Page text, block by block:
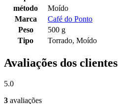
método
Moído
Marca
Café do Ponto
Peso
500 g
Tipo
Torrado, Moído
Avaliações dos clientes
5.0
3 avaliações